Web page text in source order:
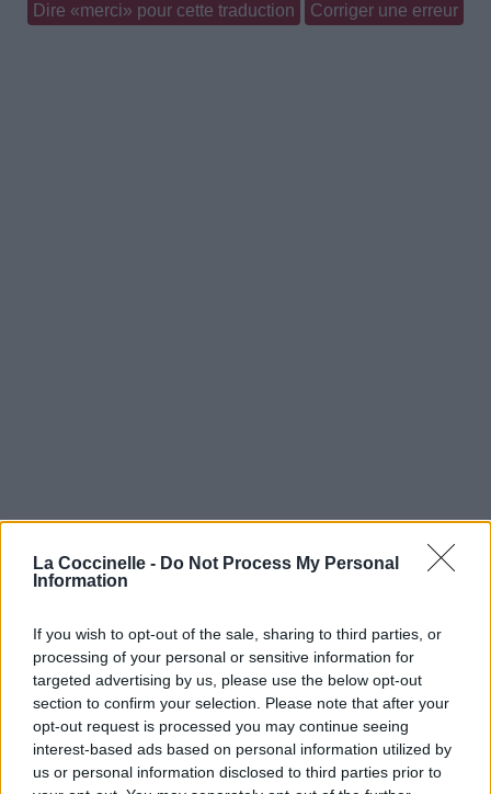
La Coccinelle - Do Not Process My Personal
Information
If you wish to opt-out of the sale, sharing to third parties, or
processing of your personal or sensitive information for
targeted advertising by us, please use the below opt-out
section to confirm your selection. Please note that after your
opt-out request is processed you may continue seeing
interest-based ads based on personal information utilized by
us or personal information disclosed to third parties prior to
Dire «merci» pour cette traduction Corriger une erreur